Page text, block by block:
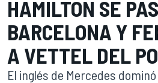
HAMILTON SE
BARCELONA Y
A VETTEL DEL
El inglés de Mercedes